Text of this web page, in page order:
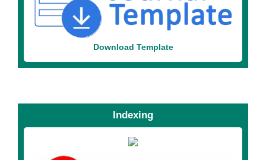
Download Template
Indexing